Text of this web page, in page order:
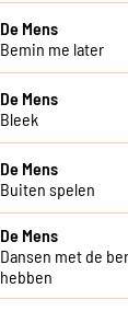
De Mens
Bemin me later
De Mens
Bleek
De Mens
Buiten spelen
De Mens
Dansen met de
hebben